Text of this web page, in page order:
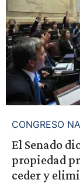
CONGRESO
El Senado
propiedad
ceder y